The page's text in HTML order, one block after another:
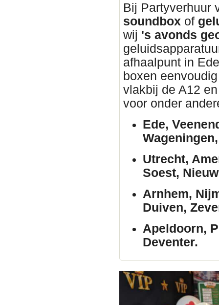
Bij Partyverhuur
soundbox of
wij 's avonds
afhaalpunt in
boxen
vlakbij de A12
voor onder
Ede,
Utrecht,
Soest,
Arnhem,
Duiven,
Apeldoorn,
Deventer.